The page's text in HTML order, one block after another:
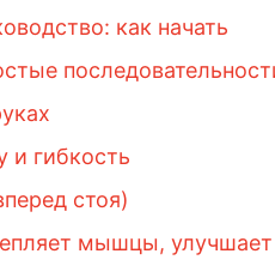
как начать
и гибкость
стоя)
мышцы,